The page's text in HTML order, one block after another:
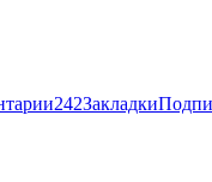
242Закладки